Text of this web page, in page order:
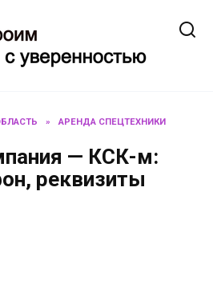
» АРЕНДА СПЕЦТЕХНИКИ
— КСК-м:
реквизиты